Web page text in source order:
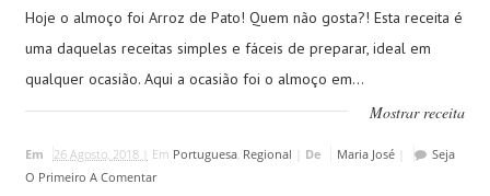
Hoje o almoço foi Arroz de Pato! Quem não gosta?! Esta receita é
uma daquelas receitas simples e fáceis de preparar, ideal em
qualquer ocasião. Aqui a ocasião foi o almoço em...
Mostrar receita
Em 26 Agosto, 2018 | Em Portuguesa, Regional De Maria José|
Seja
O Primeiro A Comentar